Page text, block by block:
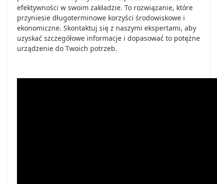
efektywności w swoim zakładzie. To rozwiązanie, które
przyniesie długoterminowe korzyści środowiskowe i
ekonomiczne. Skontaktuj się z naszymi ekspertami, aby
uzyskać szczegółowe informacje i dopasować to potężne
urządzenie do Twoich potrzeb.